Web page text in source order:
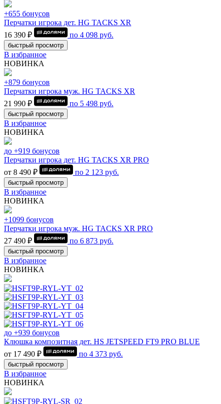
+655 бонусов
Перчатки игрока дет. HG TACKS XR
16 390 ₽
по 4 098 руб.
быстрый просмотр
В избранное
НОВИНКА
+879 бонусов
Перчатки игрока муж. HG TACKS XR
21 990 ₽
по 5 498 руб.
быстрый просмотр
В избранное
НОВИНКА
до +919 бонусов
Перчатки игрока дет. HG TACKS XR PRO
от 8 490 ₽
по 2 123 руб.
быстрый просмотр
В избранное
НОВИНКА
+1099 бонусов
Перчатки игрока муж. HG TACKS XR PRO
27 490 ₽
по 6 873 руб.
быстрый просмотр
В избранное
НОВИНКА
до +939 бонусов
Клюшка композитная дет. HS JETSPEED FT9 PRO BLUE
от 17 490 ₽
по 4 373 руб.
быстрый просмотр
В избранное
НОВИНКА